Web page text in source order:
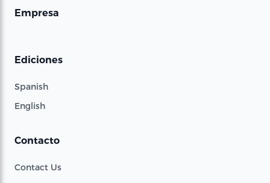
Empresa
Ediciones
Spanish
English
Contacto
Contact Us